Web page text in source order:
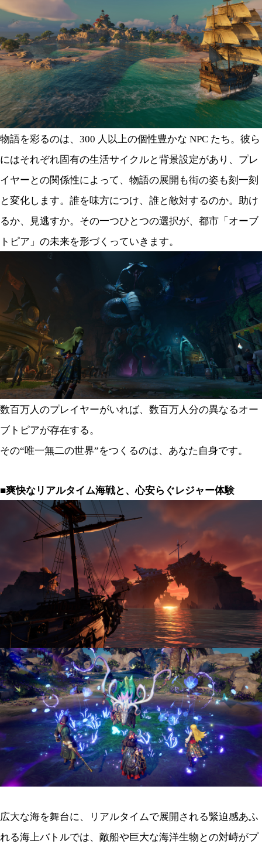
物語を彩るのは、300 人以上の個性豊かな NPC たち。彼ら
にはそれぞれ固有の生活サイクルと背景設定があり、プレ
イヤーとの関係性によって、物語の展開も街の姿も刻一刻
と変化します。誰を味方につけ、誰と敵対するのか。助け
るか、見逃すか。その一つひ とつの選択が、都市「オーブ
トピア」の未来を形づくっていきます。
数百万人のプレイヤーがいれば、数百万人分の異なるオー
ブトピアが存在する。
その“唯一無二の世界”をつくるのは、あなた自身です。
■爽快なリアルタイム海戦と、心安らぐレジャー体験
広大な海を舞台に、リアルタイムで展開される緊迫感あふ
れる海上バトルでは、敵船や巨大な海洋生物との対峙がプ